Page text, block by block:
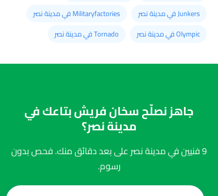
Junkers في مدينة نصر
Militaryfactories في مدينة نصر
Olympic في مدينة نصر
Tornado في مدينة نصر
جاهز نصلّح سخان فريش بتاعك في
مدينة نصر؟
9 فنيين في مدينة نصر على بعد دقائق منك. فحص بدون
رسوم.